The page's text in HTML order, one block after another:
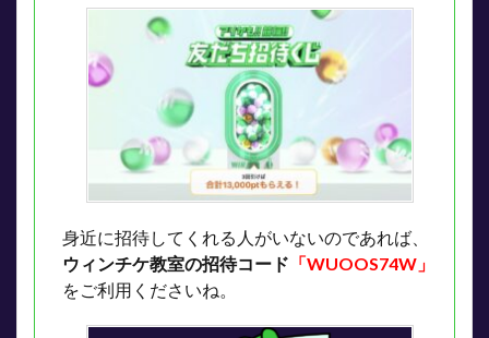
身近に招待してくれる人がいないのであれば、
ウィンチケ教室の招待コード 「WUOOS74W」
をご利用くださいね。